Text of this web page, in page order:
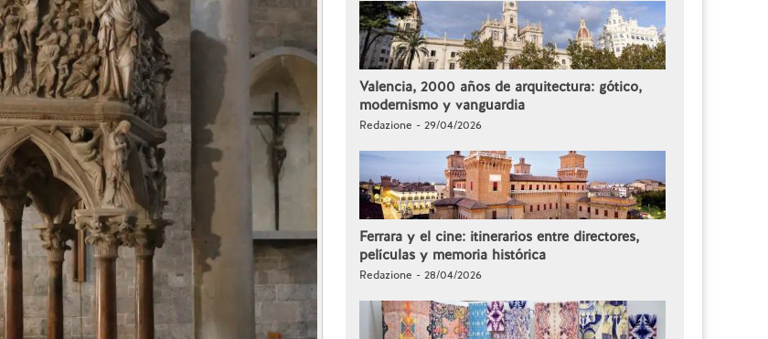
Valencia, 2000 años de arquitectura: gótico,
modernismo y vanguardia
Redazione - 29/04/2026
Ferrara y el cine: itinerarios entre directores,
películas y memoria histórica
Redazione - 28/04/2026